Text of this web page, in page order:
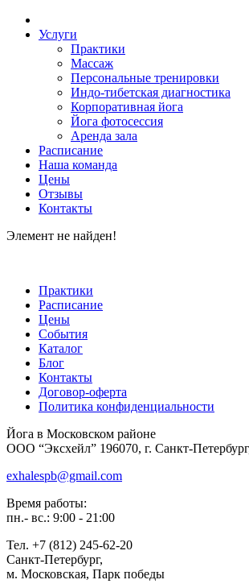
Услуги
Практики
Массаж
Персональные тренировки
Индо-тибетская диагностика
Корпоративная йога
Йога фотосессия
Аренда зала
Расписание
Наша команда
Цены
Отзывы
Контакты
Элемент не найден!
Практики
Расписание
Цены
События
Каталог
Блог
Контакты
Договор-оферта
Политика конфиденциальности
Йога в Московском районе
ООО “Эксхейл” 196070, г. Санкт-
exhalespb@gmail.com
Время работы:
пн.- вс.: 9:00 - 21:00
Тел. +7 (812) 245-62-20
Санкт-Петербург,
м. Московская, Парк победы